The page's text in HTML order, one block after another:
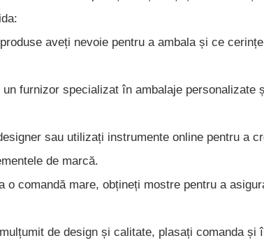
aveți nevoie pentru a ambala și ce
furnizor specializat în ambalaje personalizate
sau utilizați instrumente online pentru a
de marcă.
o comandă mare, obțineți mostre pentru a
de design și calitate, plasați comanda și